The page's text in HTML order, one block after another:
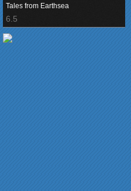
Dương (2006)
Tales from Earthsea
6.5